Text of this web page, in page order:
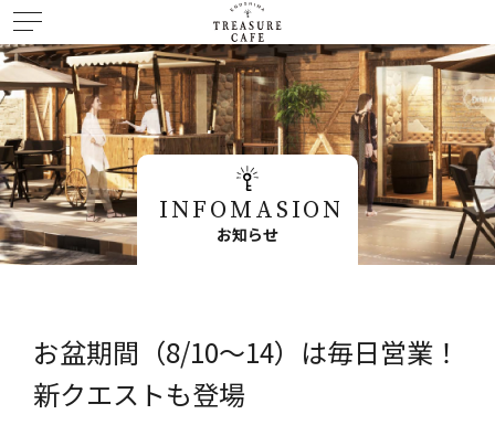
INFOMASION
お知らせ
お盆期間（8/10～14）は毎日営業！
新クエストも登場